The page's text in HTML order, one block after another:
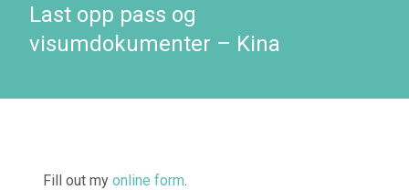
Last opp pass og
visumdokumenter – Kina
Fill out my online form.